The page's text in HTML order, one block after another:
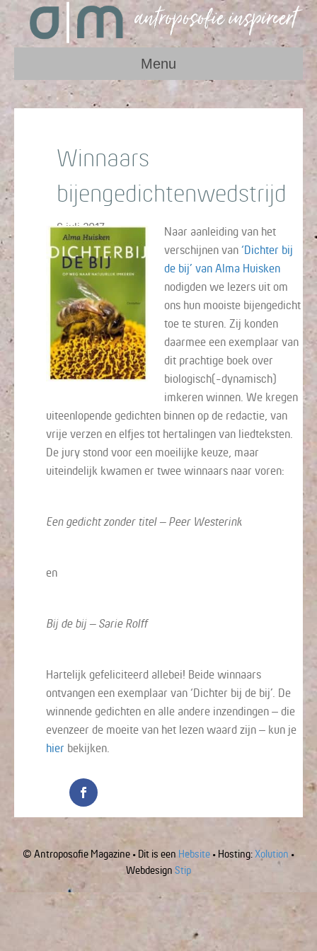
Menu
Winnaars
bijengedichtenwedstrijd
6 juli 2017
Naar aanleiding van het
verschijnen van ‘Dichter bij
de bij’ van Alma Huisken
nodigden we lezers uit om
ons hun mooiste bijengedicht
toe te sturen. Zij konden
daarmee een exemplaar van
dit prachtige boek over
biologisch(-dynamisch)
imkeren winnen. We kregen
uiteenlopende gedichten binnen op de redactie, van
vrije verzen en elfjes tot hertalingen van liedteksten.
De jury stond voor een moeilijke keuze, maar
uiteindelijk kwamen er twee winnaars naar voren:
Een gedicht zonder titel – Peer Westerink
en
Bij de bij – Sarie Rolff
Hartelijk gefeliciteerd allebei! Beide winnaars
ontvangen een exemplaar van ‘Dichter bij de bij’. De
winnende gedichten en alle andere inzendingen – die
evenzeer de moeite van het lezen waard zijn – kun je
hier bekijken.
© Antroposofie Magazine • Dit is een Hebsite • Hosting:Xolution •
Webdesign Stip